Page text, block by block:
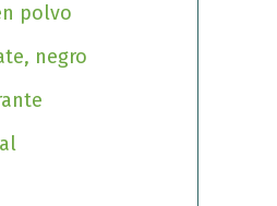
polvo
negro